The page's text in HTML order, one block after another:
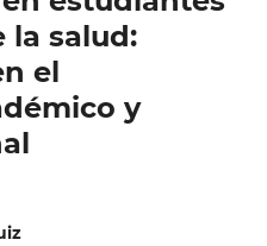
la salud:
el
y